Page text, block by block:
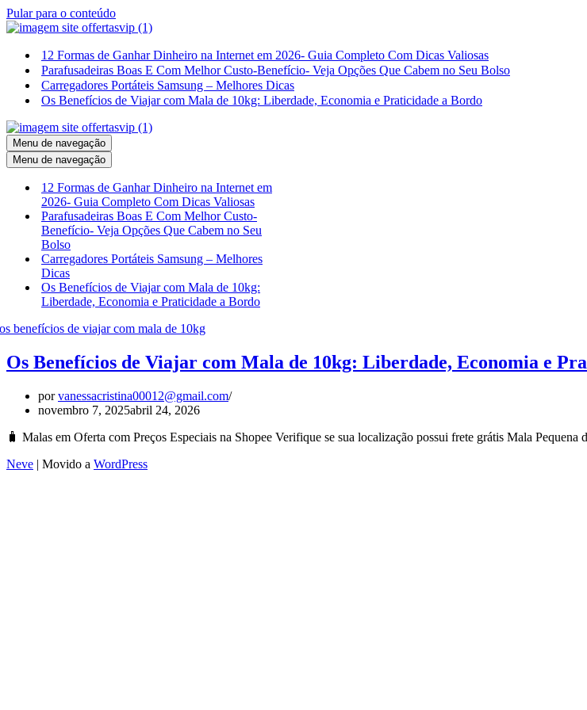
Pular para o conteúdo
12 Formas de Ganhar Dinheiro na Internet em 2026- Guia Completo Com Dicas Valiosas
Parafusadeiras Boas E Com Melhor Custo-Benefício- Veja Opções Que Cabem no Seu Bolso
Carregadores Portáteis Samsung – Melhores Dicas
Os Benefícios de Viajar com Mala de 10kg: Liberdade, Economia e Praticidade a Bordo
Menu de navegação
Menu de navegação
12 Formas de Ganhar Dinheiro na Internet em
2026- Guia Completo Com Dicas Valiosas
Parafusadeiras Boas E Com Melhor Custo-
Benefício- Veja Opções Que Cabem no Seu
Bolso
Carregadores Portáteis Samsung – Melhores
Dicas
Os Benefícios de Viajar com Mala de 10kg:
Liberdade, Economia e Praticidade a Bordo
Os Benefícios de Viajar com Mala de 10kg: Liberdade, Economia e
porvanessacristina00012@gmail.com
novembro 7, 2025abril 24, 2026
🧳 Malas em Oferta com Preços Especiais na Shopee Verifique se sua localização possui frete grátis Mala
Neve | Movido a WordPress